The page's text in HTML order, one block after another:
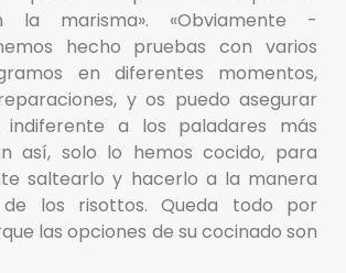
la marisma». «Obviamente -
hecho pruebas con varios
en diferentes momentos,
y os puedo asegurar
a los paladares más
así, solo lo hemos cocido, para
saltearlo y hacerlo a la manera
los risottos. Queda todo por
las opciones de su cocinado son